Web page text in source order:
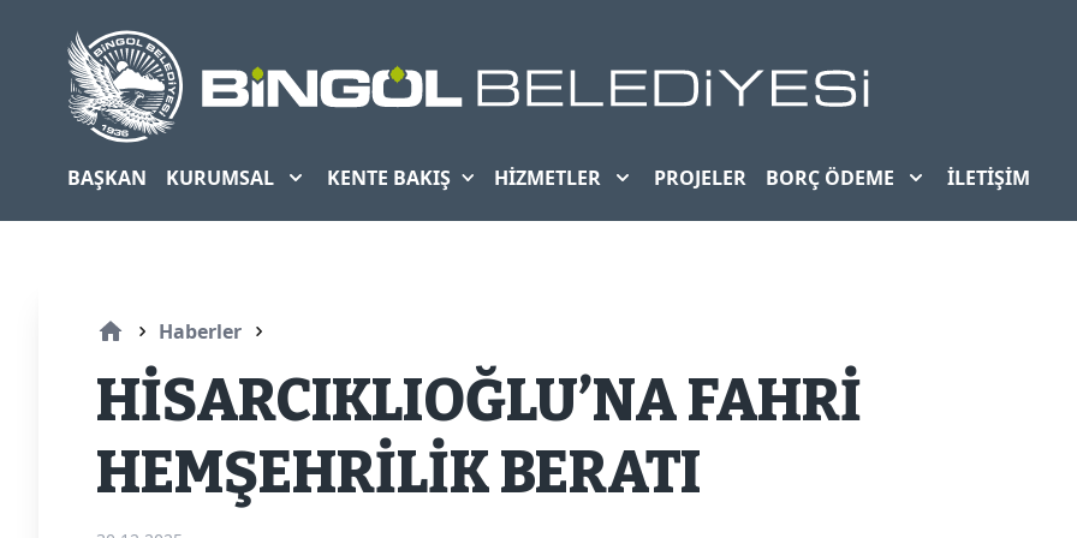
Mobil Menu
BAŞKAN KURUMSAL KENTE BAKIŞ HIZMETLER PROJELER BORÇ ÖDEME İLETIŞIM
Haberler
HİSARCIKLIOĞLU’NA FAHRİ
HEMŞEHRİLİK BERATI